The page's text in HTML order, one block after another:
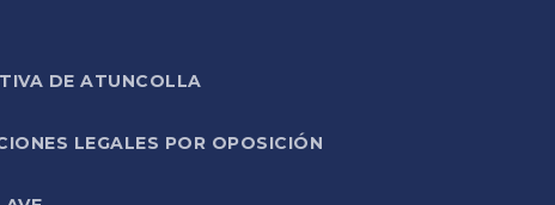
DE ATUNCOLLA
LEGALES POR OPOSICIÓN